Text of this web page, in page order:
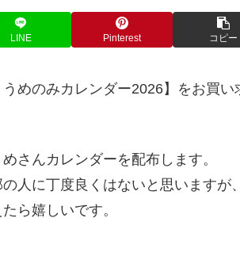
LINE Pinterest コピー
めのみカレンダー2026】をお買い
さんカレンダーを配布します。
人に丁度良くはないと思いますが
ら嬉しいです。